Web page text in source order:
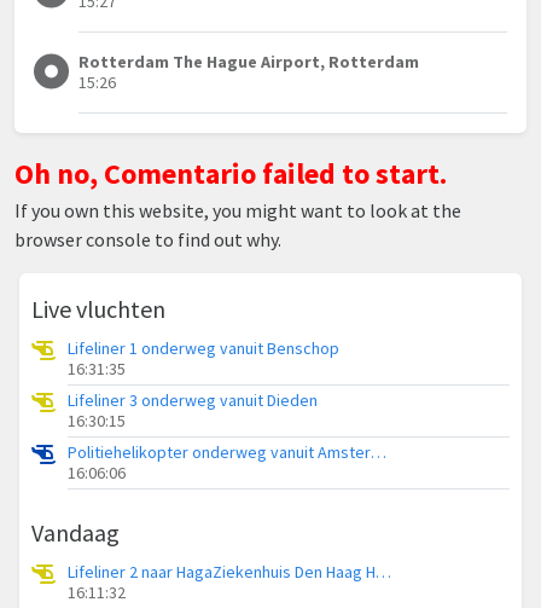
Rotterdam The Hague Airport, Rotterdam
15:26
Oh no, Comentario failed to start.
If you own this website, you might want to look at the
browser console to find out why.
Live vluchten
Lifeliner 1 onderweg vanuit Benschop
16:31:35
Lifeliner 3 onderweg vanuit Dieden
16:30:15
Politiehelikopter onderweg vanuit Amsterdam Vliegveld Schiphol
16:06:06
Vandaag
Lifeliner 2 naar HagaZiekenhuis Den Haag Heliport
16:11:32